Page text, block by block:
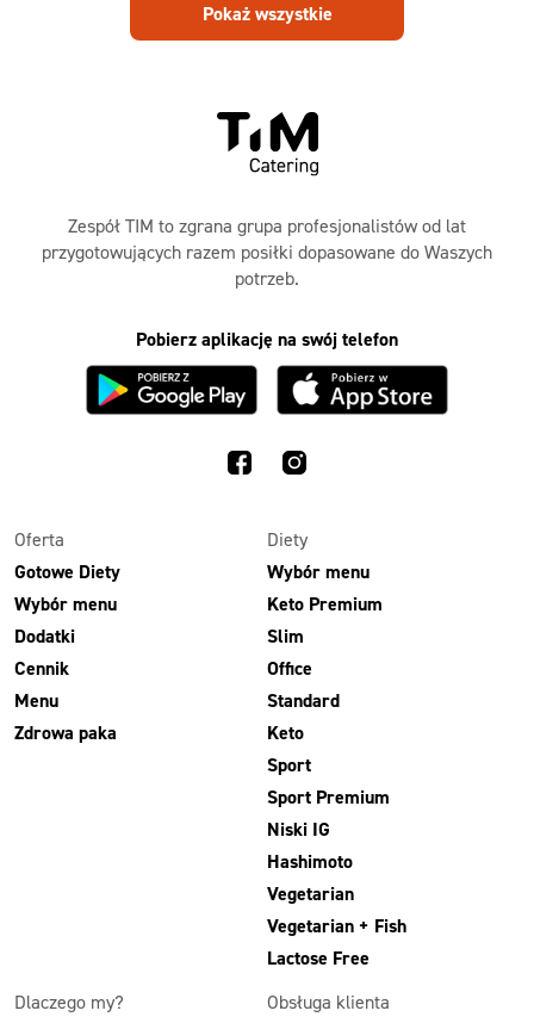
Ruda
Zalesie
Pokaż wszystkie
Zespół TIM to zgrana grupa profesjonalistów od lat
przygotowujących razem posiłki dopasowane do Waszych
potrzeb.
Pobierz aplikację na swój telefon
Oferta
Gotowe Diety
Wybór menu
Dodatki
Cennik
Menu
Zdrowa paka
Diety
Wybór menu
Keto Premium
Slim
Office
Standard
Keto
Sport
Sport Premium
Niski IG
Hashimoto
Vegetarian
Vegetarian + Fish
Lactose Free
Dlaczego my? Obsługa klienta